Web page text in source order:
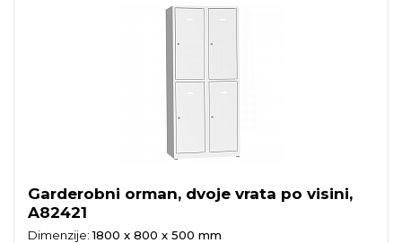
Garderobni orman, dvoje vrata po visini,
A82421
Dimenzije:1800 x 800 x 500 mm